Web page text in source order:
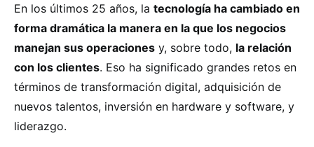
En los últimos 25 años, la tecnología ha cambiado en
forma dramática la manera en la que los negocios
manejan sus operaciones y, sobre todo, la relación
con los clientes. Eso ha significado grandes retos en
términos de transformación digital, adquisición de
nuevos talentos, inversión en hardware y software, y
liderazgo.